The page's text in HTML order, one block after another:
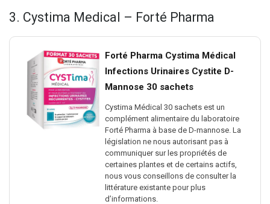
3. Cystima Medical – Forté Pharma
Forté Pharma Cystima Médical
Infections Urinaires Cystite D-
Mannose 30 sachets
Cystima Médical 30 sachets est un
complément alimentaire du laboratoire
Forté Pharma à base de D-mannose. La
législation ne nous autorisant pas à
communiquer sur les propriétés de
certaines plantes et de certains actifs,
nous vous conseillons de consulter la
littérature existante pour plus
d’informations.